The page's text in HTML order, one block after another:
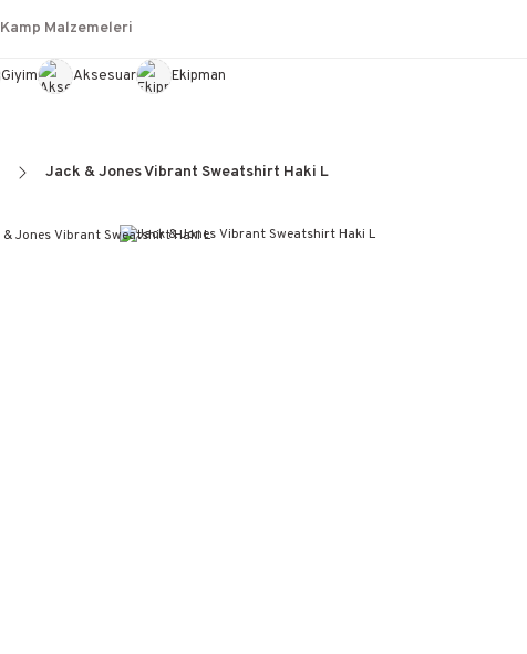
Giyim Aksesuar Ekipman
Kamp Malzemeleri
Jack & Jones Vibrant Sweatshirt Haki L